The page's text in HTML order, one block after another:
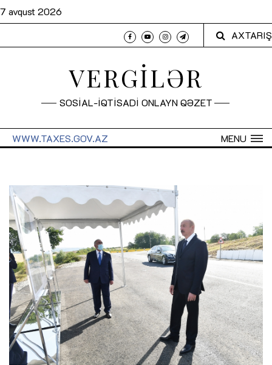
7 avqust 2026
AXTARIŞ
VERGİLƏR
SOSİAL-İQTİSADİ ONLAYN QƏZET
MENU
WWW.TAXES.GOV.AZ